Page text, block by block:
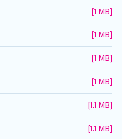
[1 MB]
[1 MB]
[1 MB]
[1 MB]
[1.1 MB]
[1.1 MB]